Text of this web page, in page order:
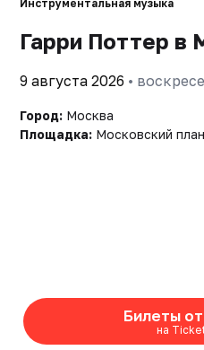
Инструментальная музыка
Гарри Поттер в
9 августа 2026 •
Город: Москва
Площадка: Московский
Билеты
на